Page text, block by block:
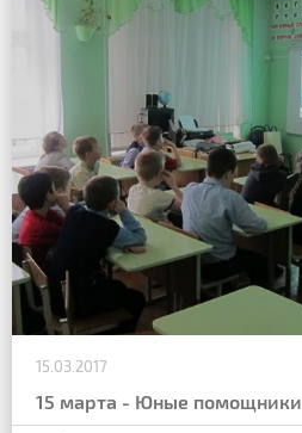
15.03.2017
15 марта - Юные помощники